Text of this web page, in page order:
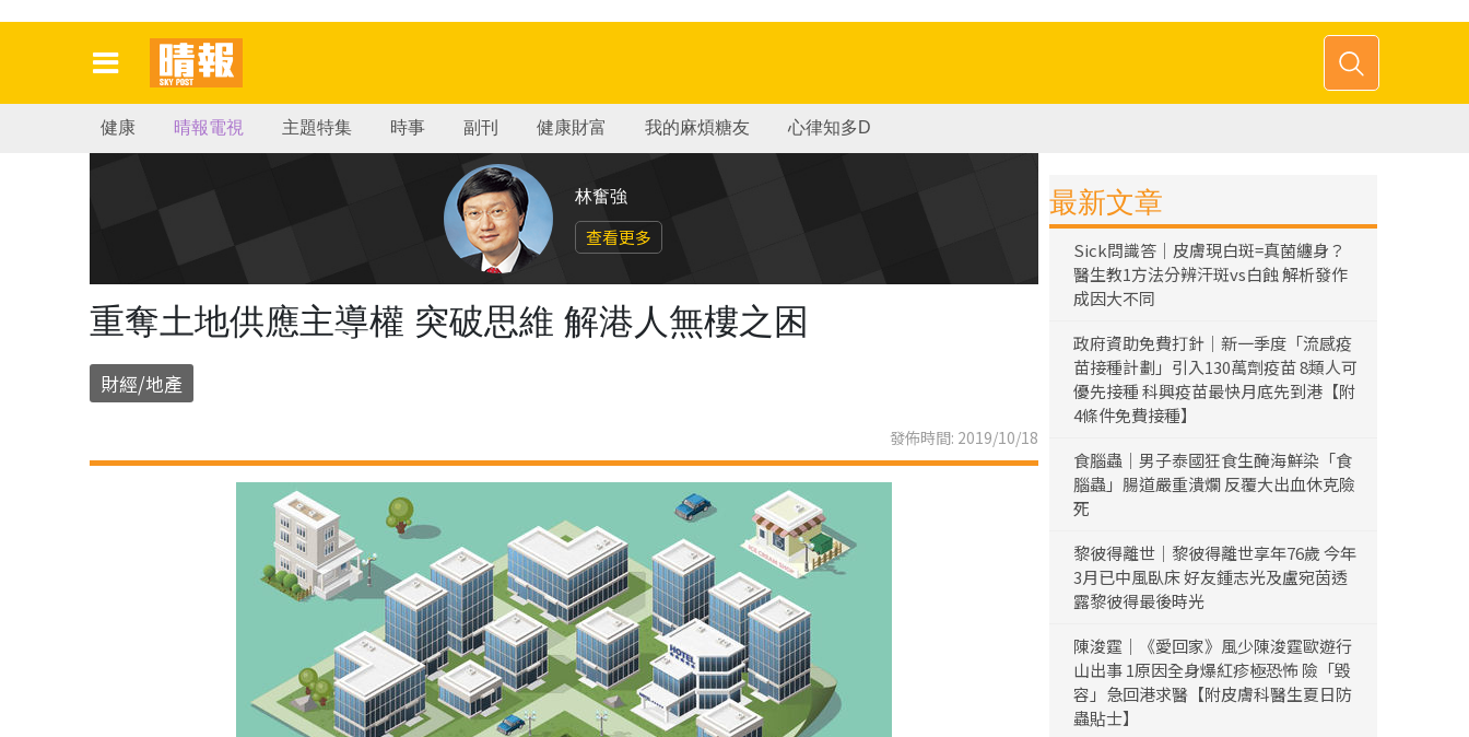
健康 晴報電視 主題特集 時事 副刊 健康財富 我的麻煩糖友 心律知多D
林奮強
查看更多
重奪土地供應主導權 突破思維 解港人無樓之困
財經/地產
發佈時間: 2019/10/18
最新文章
Sick問識答｜皮膚現白斑=真菌纏身？
醫生教1方法分辨汗斑vs白蝕 解析發作
成因大不同
政府資助免費打針｜新一季度「流感疫
苗接種計劃」引入130萬劑疫苗 8類人可
優先接種 科興疫苗最快月底先到港【附
4條件免費接種】
食腦蟲｜男子泰國狂食生醃海鮮染「食
腦蟲」腸道嚴重潰爛 反覆大出血休克險
死
黎彼得離世｜黎彼得離世享年76歲 今年
3月已中風臥床 好友鍾志光及盧宛茵透
露黎彼得最後時光
陳浚霆｜《愛回家》風少陳浚霆歐遊行
山出事 1原因全身爆紅疹極恐怖 險「毀
容」急回港求醫【附皮膚科醫生夏日防
蟲貼士】